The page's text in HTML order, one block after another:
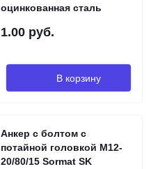
оцинкованная сталь
1.00 руб.
В корзину
Анкер с болтом с
потайной головкой М12-
20/80/15 Sormat SK